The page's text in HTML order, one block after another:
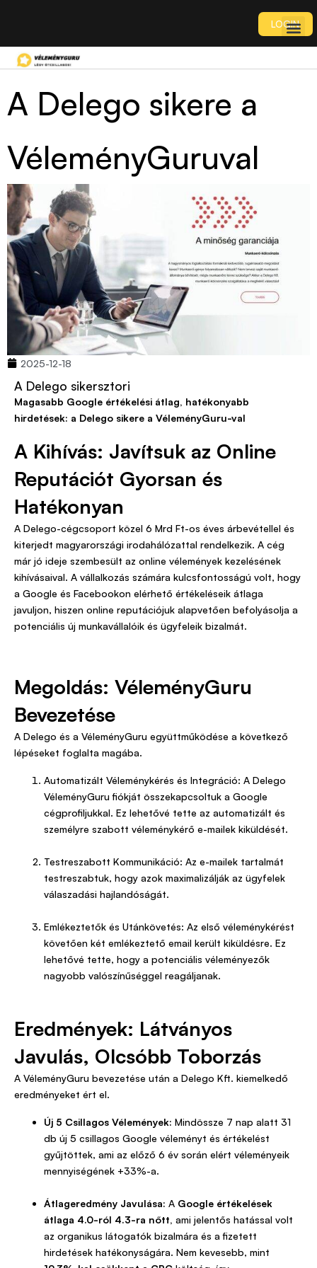
LOGIN
A Delego sikere a
VéleményGuruval
2025-12-18
A Delego sikersztori
Magasabb Google értékelési átlag, hatékonyabb
hirdetések: a Delego sikere a VéleményGuru-val
A Kihívás: Javítsuk az Online
Reputációt Gyorsan és
Hatékonyan
A Delego-cégcsoport közel 6 Mrd Ft-os éves árbevétellel és
kiterjedt magyarországi irodahálózattal rendelkezik. A cég
már jó ideje szembesült az online vélemények kezelésének
kihívásaival. A vállalkozás számára kulcsfontosságú volt, hogy
a Google és Facebookon elérhető értékeléseik átlaga
javuljon, hiszen online reputációjuk alapvetően befolyásolja a
potenciális új munkavállalóik és ügyfeleik bizalmát.
Megoldás: VéleményGuru
Bevezetése
A Delego és a VéleményGuru együttműködése a következő
lépéseket foglalta magába.
Automatizált Véleménykérés és Integráció: A Delego
VéleményGuru fiókját összekapcsoltuk a Google
cégprofiljukkal. Ez lehetővé tette az automatizált és
személyre szabott véleménykérő e-mailek kiküldését.
Testreszabott Kommunikáció: Az e-mailek tartalmát
testreszabtuk, hogy azok maximalizálják az ügyfelek
válaszadási hajlandóságát.
Emlékeztetők és Utánkövetés: Az első véleménykérést
követően két emlékeztető email került kiküldésre. Ez
lehetővé tette, hogy a potenciális véleményezők
nagyobb valószínűséggel reagáljanak.
Eredmények: Látványos
Javulás, Olcsóbb Toborzás
A VéleményGuru bevezetése után a Delego Kft. kiemelkedő
eredményeket ért el.
Új 5 Csillagos Vélemények: Mindössze 7 nap alatt 31
db új 5 csillagos Google véleményt és értékelést
gyűjtöttek, ami az előző 6 év során elért véleményeik
mennyiségének +33%-a.
Átlageredmény Javulása: A Google értékelések
átlaga 4.0-ról 4.3-ra nőtt, ami jelentős hatással volt
az organikus látogatók bizalmára és a fizetett
hirdetések hatékonyságára. Nem kevesebb, mint